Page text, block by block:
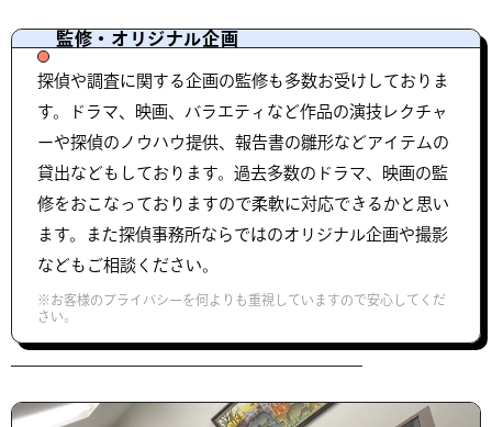
監修・オリジナル企画
探偵や調査に関する企画の監修も多数お受けしておりま
す。ドラマ、映画、バラエティなど作品の演技レクチャ
ーや探偵のノウハウ提供、報告書の雛形などアイテムの
貸出などもしております。過去多数のドラマ、映画の監
修をおこなっておりますので柔軟に対応できるかと思い
ます。また探偵事務所ならではのオリジナル企画や撮影
などもご相談ください。
※お客様のプライバシーを何よりも重視していますので安心してくだ
さい。